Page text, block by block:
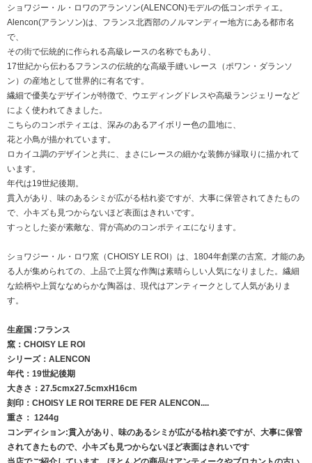
ショワジー・ル・ロワのアランソン(ALENCON)モデルの低コンポティエ。
Alencon(アランソン)は、フランス北西部のノルマンディー地方にある都市名
で、
その街で伝統的に作られる高級レースの名称でもあり、
17世紀から伝わるフランスの伝統的な高級手縫いレース（ポワン・ダランソ
ン）の産地として世界的に有名です。
繊細で優美なデザインが特徴で、ウエディングドレスや高級ランジェリーなど
によく使われてきました。
こちらのコンポティエは、深みのあるアイボリー色の皿地に、
花と小鳥が描かれています。
ロカイユ調のデザインと共に、まさにレースの細かな装飾が縁取りに描かれて
います。
年代は19世紀後期。
貫入があり、味のあるシミが広がる枯れ姿ですが、大事に保管されてきたもの
で、小キズも見つからないほど表面はきれいです。
すっとした姿が素敵な、背が高めのコンポティエになります。
ショワジー・ル・ロワ窯（CHOISY LE ROI）は、1804年創業の古窯。才能のあ
る人が集められての、上品で上質な作陶は素晴らしい人気になりました。繊細
な絵柄や上質ななめらかな陶器は、現代はアンティークとして人気がありま
す。
生産国 :フランス
窯：CHOISY LE ROI
シリーズ：ALENCON
年代：19世紀後期
大きさ：27.5cmx27.5cmxH16cm
刻印：CHOISY LE ROI TERRE DE FER ALENCON....
重さ： 1244g
コンディション:貫入があり、味のあるシミが広がる枯れ姿ですが、大事に保管
されてきたもので、小キズも見つからないほど表面はきれいです